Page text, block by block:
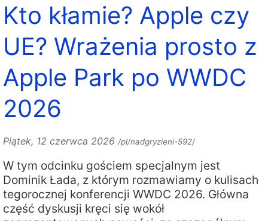
Kto kłamie? Apple czy
UE? Wrażenia prosto z
Apple Park po WWDC
2026
Piątek, 12 czerwca 2026 /pl/nadgryzieni-592/
W tym odcinku gościem specjalnym jest
Dominik Łada, z którym rozmawiamy o kulisach
tegorocznej konferencji WWDC 2026. Główna
część dyskusji kręci się wokół